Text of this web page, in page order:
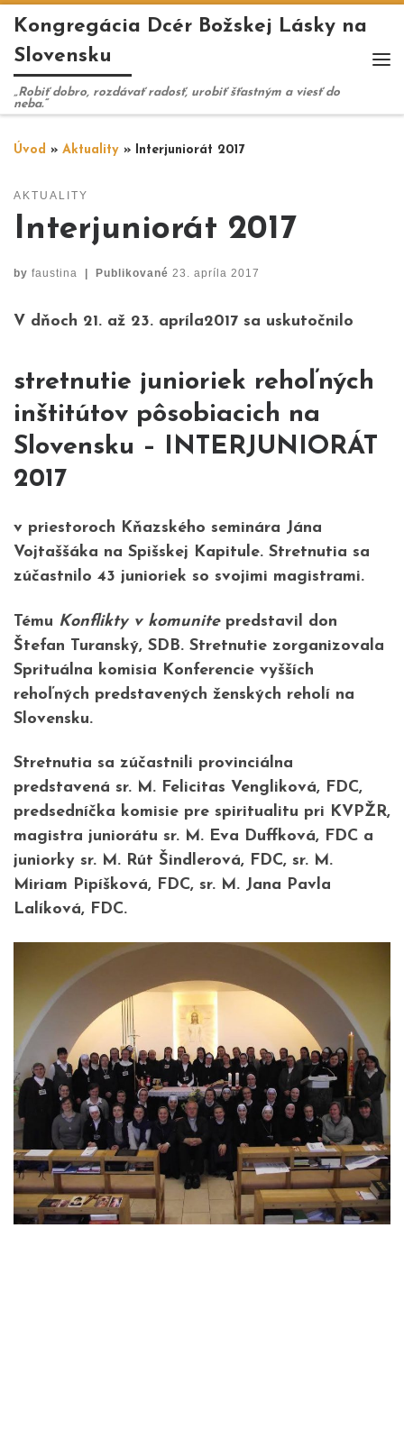
Skip to content
Kongregácia Dcér Božskej Lásky na
Slovensku
„Robiť dobro, rozdávať radosť, urobiť šťastným a viesť do
neba.“
Úvod » Aktuality » Interjuniorát 2017
AKTUALITY
Interjuniorát 2017
by faustina Publikované 23. apríla 2017
V dňoch 21. až 23. apríla2017 sa uskutočnilo
stretnutie junioriek rehoľných
inštitútov pôsobiacich na
Slovensku – INTERJUNIORÁT
2017
v priestoroch Kňazského seminára Jána
Vojtaššáka na Spišskej Kapitule. Stretnutia sa
zúčastnilo 43 junioriek so svojimi magistrami.
Tému Konflikty v komunite predstavil don
Štefan Turanský, SDB. Stretnutie zorganizovala
Sprituálna komisia Konferencie vyšších
rehoľných predstavených ženských reholí na
Slovensku.
Stretnutia sa zúčastnili provinciálna
predstavená sr. M. Felicitas Vengliková, FDC,
predsedníčka komisie pre spiritualitu pri KVPŽR,
magistra juniorátu sr. M. Eva Duffková, FDC a
juniorky sr. M. Rút Šindlerová, FDC, sr. M.
Miriam Pipíšková, FDC, sr. M. Jana Pavla
Lalíková, FDC.